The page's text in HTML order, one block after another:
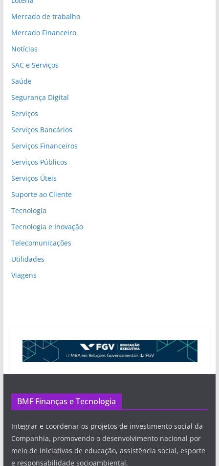
Mercado de trabalho
Mercado Financeiro
Notícias
SAC e Serviços
Saúde
Segurança Digital
Serviços
Serviços Bancários
Serviços Financeiros
Serviços Públicos
Serviços Úteis
Suporte ao Cliente
Tecnologia
Tecnologia e Inovação
Telecomunicações
Utilidades
Viagens
BMF Finanças e Tecnologia
Integrar e coordenar os projetos de investimento social da
Companhia, promovendo o desenvolvimento nacional por
meio de iniciativas de educação, assistência social, esporte
e responsabilidade socioambiental.